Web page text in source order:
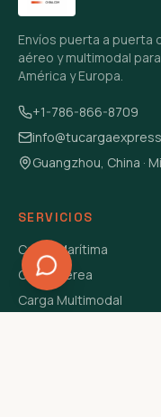
Envíos puerta a puerta
aéreo y multimodal
América y Europa.
+1-786-866-8709
Guangzhou, China ·
SERVICIOS
Carga Marítima
Carga Aérea
Carga Multimodal